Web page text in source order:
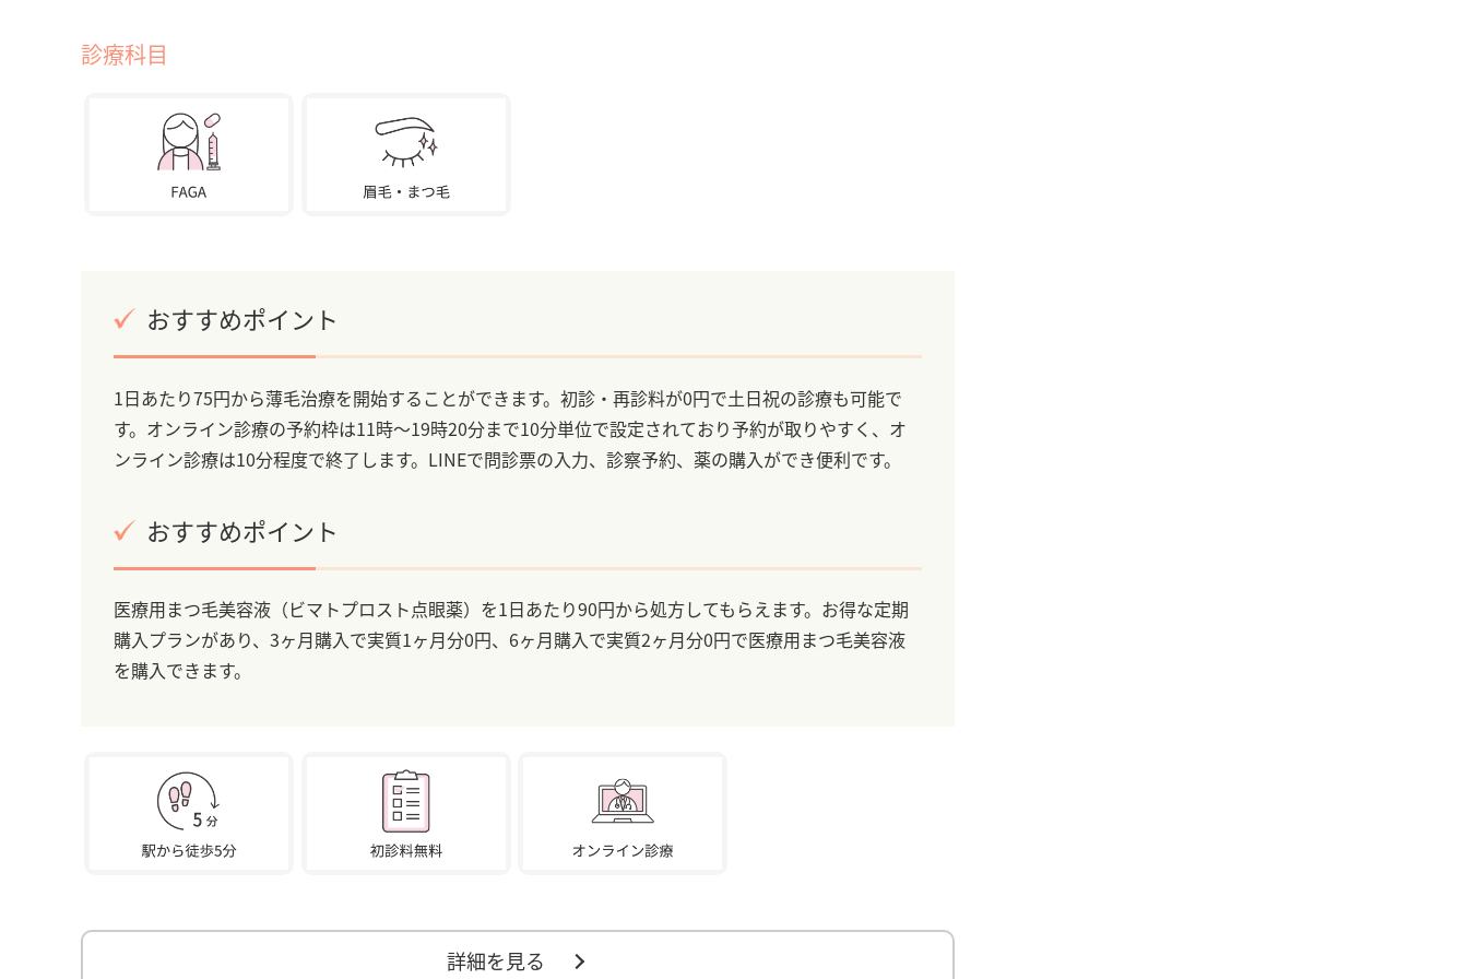
診療科目
おすすめポイント
1日あたり75円から薄毛治療を開始することができます。初診・再診料が0円で土日祝の診療も可能で
す。オンライン診療の予約枠は11時～19時20分まで10分単位で設定されており予約が取りやすく、オ
ンライン診療は10分程度で終了します。LINEで問診票の入力、診察予約、薬の購入ができ便利です。
おすすめポイント
医療用まつ毛美容液（ビマトプロスト点眼薬）を1日あたり90円から処方してもらえます。お得な定期
購入プランがあり、3ヶ月購入で実質1ヶ月分0円、6ヶ月購入で実質2ヶ月分0円で医療用まつ毛美容液
を購入できます。
詳細を見る